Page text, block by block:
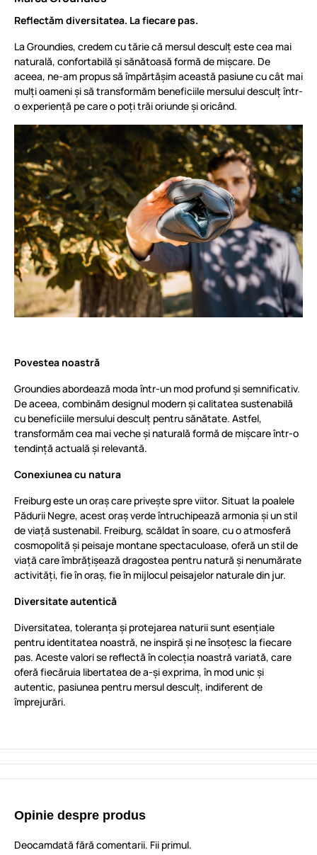
Reflectăm diversitatea. La fiecare pas.
La Groundies, credem cu tărie că mersul desculț este cea mai
naturală, confortabilă și sănătoasă formă de mișcare. De
aceea, ne-am propus să împărtășim această pasiune cu cât mai
mulți oameni și să transformăm beneficiile mersului desculț într-
o experiență pe care o poți trăi oriunde și oricând.
Povestea noastră
Groundies abordează moda într-un mod profund și semnificativ.
De aceea, combinăm designul modern și calitatea sustenabilă
cu beneficiile mersului desculț pentru sănătate. Astfel,
transformăm cea mai veche și naturală formă de mișcare într-o
tendință actuală și relevantă.
Conexiunea cu natura
Freiburg este un oraș care privește spre viitor. Situat la poalele
Pădurii Negre, acest oraș verde întruchipează armonia și un stil
de viață sustenabil. Freiburg, scăldat în soare, cu o atmosferă
cosmopolită și peisaje montane spectaculoase, oferă un stil de
viață care îmbrățișează dragostea pentru natură și nenumărate
activități, fie în oraș, fie în mijlocul peisajelor naturale din jur.
Diversitate autentică
Diversitatea, toleranța și protejarea naturii sunt esențiale
pentru identitatea noastră, ne inspiră și ne însoțesc la fiecare
pas. Aceste valori se reflectă în colecția noastră variată, care
oferă fiecăruia libertatea de a-și exprima, în mod unic și
autentic, pasiunea pentru mersul desculț, indiferent de
împrejurări.
Opinie despre produs
Deocamdată fără comentarii. Fii primul.